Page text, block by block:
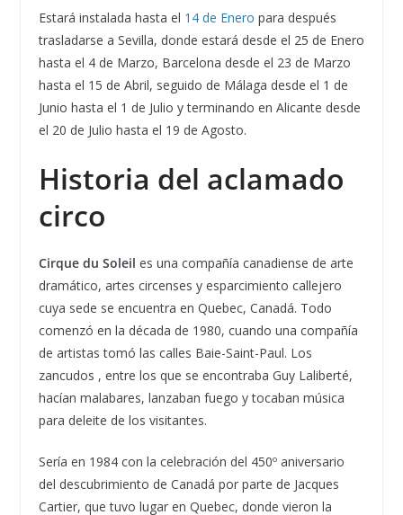
Estará instalada hasta el 14 de Enero para después
trasladarse a Sevilla, donde estará desde el 25 de Enero
hasta el 4 de Marzo, Barcelona desde el 23 de Marzo
hasta el 15 de Abril, seguido de Málaga desde el 1 de
Junio hasta el 1 de Julio y terminando en Alicante desde
el 20 de Julio hasta el 19 de Agosto.
Historia del aclamado
circo
Cirque du Soleil es una compañía canadiense de arte
dramático, artes circenses y esparcimiento callejero
cuya sede se encuentra en Quebec, Canadá. Todo
comenzó en la década de 1980, cuando una compañía
de artistas tomó las calles Baie-Saint-Paul. Los
zancudos , entre los que se encontraba Guy Laliberté,
hacían malabares, lanzaban fuego y tocaban música
para deleite de los visitantes.
Sería en 1984 con la celebración del 450º aniversario
del descubrimiento de Canadá por parte de Jacques
Cartier, que tuvo lugar en Quebec, donde vieron la